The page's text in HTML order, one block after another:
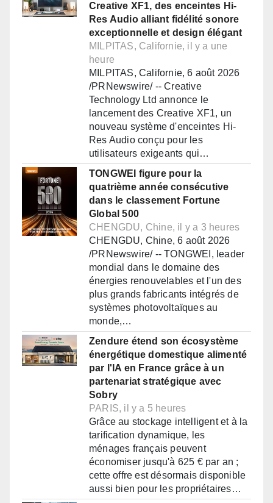
Creative XF1, des enceintes Hi-
Res Audio alliant fidélité sonore
exceptionnelle et design élégant
MILPITAS, Californie, il y a une
heure
MILPITAS, Californie, 6 août 2026
/PRNewswire/ -- Creative
Technology Ltd annonce le
lancement des Creative XF1, un
nouveau système d'enceintes Hi-
Res Audio conçu pour les
utilisateurs exigeants qui…
TONGWEI figure pour la
quatrième année consécutive
dans le classement Fortune
Global 500
CHENGDU, Chine, il y a 3 heures
CHENGDU, Chine, 6 août 2026
/PRNewswire/ -- TONGWEI, leader
mondial dans le domaine des
énergies renouvelables et l'un des
plus grands fabricants intégrés de
systèmes photovoltaïques au
monde,…
Zendure étend son écosystème
énergétique domestique alimenté
par l'IA en France grâce à un
partenariat stratégique avec
Sobry
PARIS, il y a 5 heures
Grâce au stockage intelligent et à la
tarification dynamique, les
ménages français peuvent
économiser jusqu'à 625 € par an ;
cette offre est désormais disponible
aussi bien pour les propriétaires…